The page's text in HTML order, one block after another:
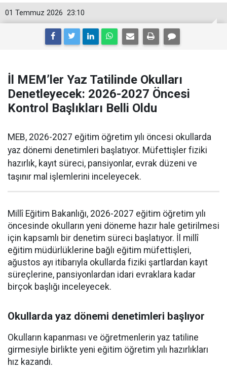
23:10
01 Temmuz 2026
İl MEM’ler Yaz Tatilinde Okulları
Denetleyecek: 2026-2027 Öncesi
Kontrol Başlıkları Belli Oldu
MEB, 2026-2027 eğitim öğretim yılı öncesi okullarda
yaz dönemi denetimleri başlatıyor. Müfettişler fiziki
hazırlık, kayıt süreci, pansiyonlar, evrak düzeni ve
taşınır mal işlemlerini inceleyecek.
Millî Eğitim Bakanlığı, 2026-2027 eğitim öğretim yılı
öncesinde okulların yeni döneme hazır hale getirilmesi
için kapsamlı bir denetim süreci başlatıyor. İl millî
eğitim müdürlüklerine bağlı eğitim müfettişleri,
ağustos ayı itibarıyla okullarda fiziki şartlardan kayıt
süreçlerine, pansiyonlardan idari evraklara kadar
birçok başlığı inceleyecek.
Okullarda yaz dönemi denetimleri başlıyor
Okulların kapanması ve öğretmenlerin yaz tatiline
girmesiyle birlikte yeni eğitim öğretim yılı hazırlıkları
hız kazandı.